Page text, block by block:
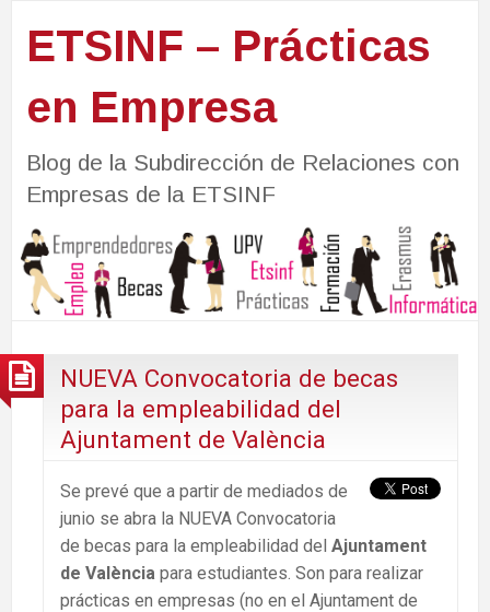
ETSINF – Prácticas
en Empresa
Blog de la Subdirección de Relaciones con
Empresas de la ETSINF
NUEVA Convocatoria de becas
para la empleabilidad del
Ajuntament de València
Se prevé que a partir de mediados de
junio se abra la NUEVA Convocatoria
de becas para la empleabilidad del Ajuntament
de València para estudiantes. Son para realizar
prácticas en empresas (no en el Ajuntament de